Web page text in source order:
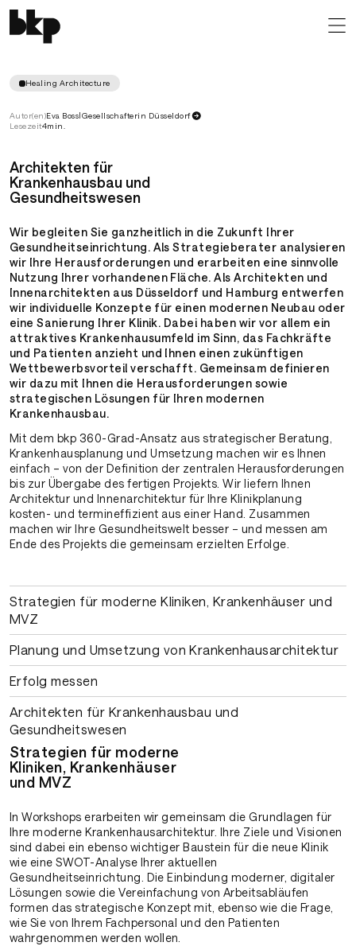
Arbeitsumgebung verbessern
Das funktionale Gestaltungskonzept der Euregio Kinder-
Arbeitsbedingungen
Healing Architecture
Autor(en)Eva Boss|Gesellschafterin Düsseldorf
Lesezeit4min.
Architekten für
Krankenhausbau und
Gesundheitswesen
Wir begleiten Sie ganzheitlich in die Zukunft Ihrer
Gesundheitseinrichtung. Als Strategieberater analysieren
wir Ihre Herausforderungen und erarbeiten eine sinnvolle
Nutzung Ihrer vorhandenen Fläche. Als Architekten und
Innenarchitekten aus Düsseldorf und Hamburg entwerfen
wir individuelle Konzepte für einen modernen Neubau oder
eine Sanierung Ihrer Klinik. Dabei haben wir vor allem ein
attraktives Krankenhausumfeld im Sinn, das Fachkräfte
und Patienten anzieht und Ihnen einen zukünftigen
Wettbewerbsvorteil verschafft. Gemeinsam definieren
wir dazu mit Ihnen die Herausforderungen sowie
strategischen Lösungen für Ihren modernen
Krankenhausbau.
Mit dem bkp 360-Grad-Ansatz aus strategischer Beratung,
Krankenhausplanung und Umsetzung machen wir es Ihnen
einfach – von der Definition der zentralen Herausforderungen
bis zur Übergabe des fertigen Projekts. Wir liefern Ihnen
Architektur und Innenarchitektur für Ihre Klinikplanung
kosten- und termineffizient aus einer Hand. Zusammen
machen wir Ihre Gesundheitswelt besser – und messen am
Ende des Projekts die gemeinsam erzielten Erfolge.
Strategien für moderne Kliniken, Kranken­häuser und
MVZ
Planung und Umsetzung von Krankenhausarchitektur
Erfolg messen
Architekten für Krankenhausbau und
Gesundheitswesen
Strategien für moderne
Kliniken, Kranken­häuser
und MVZ
In Workshops erarbeiten wir gemeinsam die Grundlagen für
Ihre moderne Krankenhausarchitektur. Ihre Ziele und Visionen
sind dabei ein ebenso wichtiger Baustein für die neue Klinik
wie eine SWOT-Analyse Ihrer aktuellen
Gesundheitseinrichtung. Die Einbindung moderner, digitaler
Lösungen sowie die Vereinfachung von Arbeitsabläufen
formen das strategische Konzept mit, ebenso wie die Frage,
wie Sie von Ihrem Fachpersonal und den Patienten
wahrgenommen werden wollen.